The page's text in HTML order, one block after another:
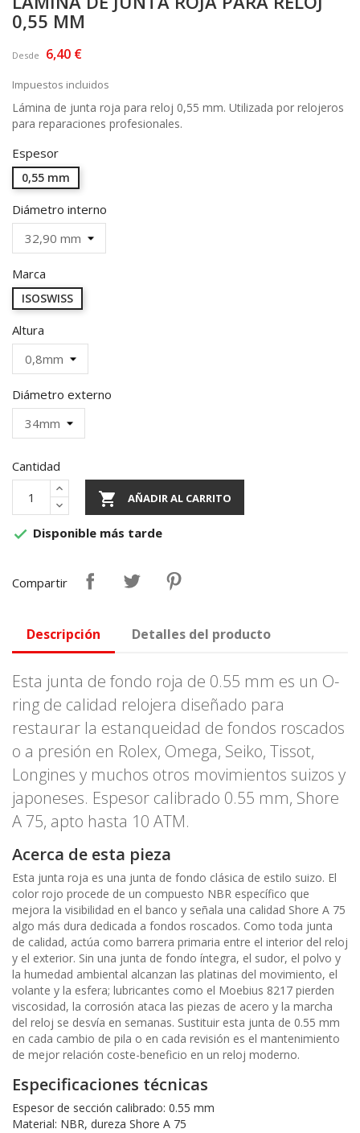
0,55 MM
Desde 6,40 €
Impuestos incluidos
Lámina de junta roja para reloj 0,55 mm. Utilizada por relojeros
para reparaciones profesionales.
Espesor
0,55 mm
Diámetro interno
Marca
ISOSWISS
Altura
Diámetro externo
Cantidad
 AÑADIR AL CARRITO
 Disponible más tarde
Compartir
Descripción Detalles del producto
Esta junta de fondo roja de 0.55 mm es un O-
ring de calidad relojera diseñado para
restaurar la estanqueidad de fondos roscados
o a presión en Rolex, Omega, Seiko, Tissot,
Longines y muchos otros movimientos suizos y
japoneses. Espesor calibrado 0.55 mm, Shore
A 75, apto hasta 10 ATM.
Acerca de esta pieza
Esta junta roja es una junta de fondo clásica de estilo suizo. El
color rojo procede de un compuesto NBR específico que
mejora la visibilidad en el banco y señala una calidad Shore A 75
algo más dura dedicada a fondos roscados. Como toda junta
de calidad, actúa como barrera primaria entre el interior del reloj
y el exterior. Sin una junta de fondo íntegra, el sudor, el polvo y
la humedad ambiental alcanzan las platinas del movimiento, el
volante y la esfera; lubricantes como el Moebius 8217 pierden
viscosidad, la corrosión ataca las piezas de acero y la marcha
del reloj se desvía en semanas. Sustituir esta junta de 0.55 mm
en cada cambio de pila o en cada revisión es el mantenimiento
de mejor relación coste-beneficio en un reloj moderno.
Especificaciones técnicas
Espesor de sección calibrado: 0.55 mm
Material: NBR, dureza Shore A 75